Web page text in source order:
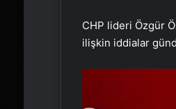
CHP lideri Özgür
ilişkin iddialar